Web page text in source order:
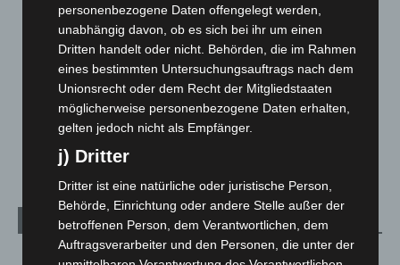
Langenhagen und Ortsteile
Leserbriefe
Menschen
Über uns
Veranstaltungen
1.888
Archiv
August 2026(14)
personenbezogene Daten offengelegt werden,
unabhängig davon, ob es sich bei ihr um einen
Dritten handelt oder nicht. Behörden, die im Rahmen
eines bestimmten Untersuchungsauftrags nach dem
Unionsrecht oder dem Recht der Mitgliedstaaten
möglicherweise personenbezogene Daten erhalten,
gelten jedoch nicht als Empfänger.
j) Dritter
Dritter ist eine natürliche oder juristische Person,
Behörde, Einrichtung oder andere Stelle außer der
betroffenen Person, dem Verantwortlichen, dem
Auftragsverarbeiter und den Personen, die unter der